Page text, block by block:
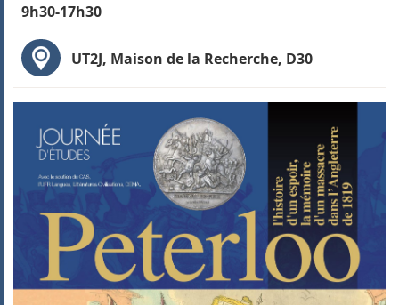
9h30-17h30
UT2J, Maison de la Recherche, D30